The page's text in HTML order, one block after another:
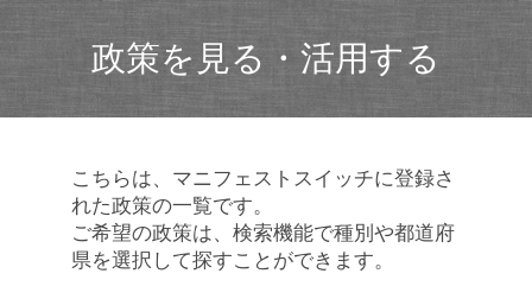
政策を見る・活用する
こちらは、マニフェストスイッチに登録さ
れた政策の一覧です。
ご希望の政策は、検索機能で種別や都道府
県を選択して探すことができます。